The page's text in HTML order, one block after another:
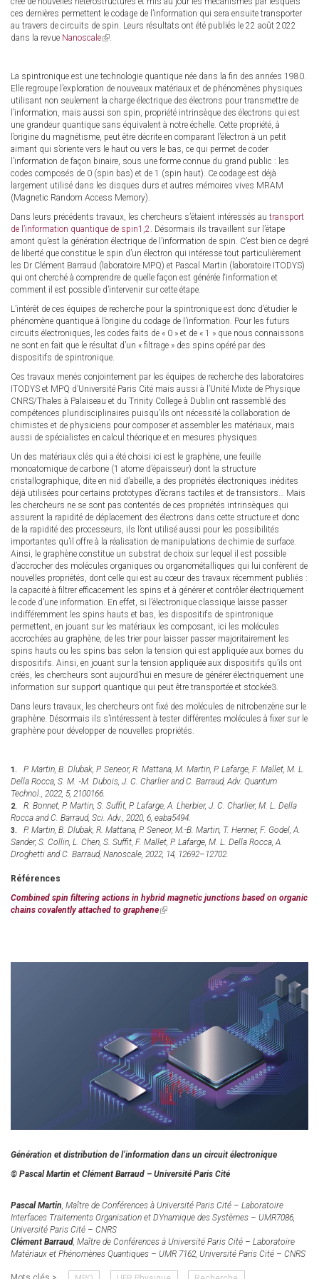
ces dernières permettent le codage de l’information qui sera ensuite transporter
au travers de circuits de spin. Leurs résultats ont été publiés le 22 août 2022
dans la revue Nanoscale(link
.
La spintronique est une technologie quantique née dans la fin des années 1980.
Elle regroupe l’exploration de nouveaux matériaux et de phénomènes physiques
utilisant non seulement la charge électrique des électrons pour transmettre de
l’information, mais aussi son spin, propriété intrinsèque des électrons qui est
une grandeur quantique sans équivalent à notre échelle. Cette propriété, à
l’origine du magnétisme, peut être décrite en comparant l’électron à un petit
aimant qui s’oriente vers le haut ou vers le bas, ce qui permet de coder
l’information de façon binaire, sous une forme connue du grand public : les
codes composés de 0 (spin bas) et de 1 (spin haut). Ce codage est déjà
largement utilisé dans les disques durs et autres mémoires vives MRAM
(Magnetic Random Access Memory).
Dans leurs précédents travaux, les chercheurs s’étaient intéressés au transport
de l’information quantique de spin1,2. Désormais ils travaillent sur l’étape
amont qu’est la génération électrique de l’information de spin. C’est bien ce degré
de liberté que constitue le spin d’un électron qui intéresse tout particulièrement
les Dr Clément Barraud (laboratoire MPQ) et Pascal Martin (laboratoire ITODYS)
qui ont cherché à comprendre de quelle façon est générée l‘information et
comment il est possible d’intervenir sur cette étape.
L’intérêt de ces équipes de recherche pour la spintronique est donc d’étudier le
phénomène quantique à l’origine du codage de l’information. Pour les futurs
circuits électroniques, les codes faits de « 0 » et de « 1 » que nous connaissons
ne sont en fait que le résultat d’un « filtrage » des spins opéré par des
dispositifs de spintronique.
Ces travaux menés conjointement par les équipes de recherche des laboratoires
ITODYS et MPQ d’Université Paris Cité mais aussi à l’Unité Mixte de Physique
CNRS/Thales à Palaiseau et du Trinity College à Dublin ont rassemblé des
compétences pluridisciplinaires puisqu’ils ont nécessité la collaboration de
chimistes et de physiciens pour composer et assembler les matériaux, mais
aussi de spécialistes en calcul théorique et en mesures physiques.
Un des matériaux clés qui a été choisi ici est le graphène, une feuille
monoatomique de carbone (1 atome d’épaisseur) dont la structure
cristallographique, dite en nid d’abeille, a des propriétés électroniques inédites
déjà utilisées pour certains prototypes d’écrans tactiles et de transistors… Mais
les chercheurs ne se sont pas contentés de ces propriétés intrinsèques qui
assurent la rapidité de déplacement des électrons dans cette structure et donc
de la rapidité des processeurs, ils l’ont utilisé aussi pour les possibilités
importantes qu’il offre à la réalisation de manipulations de chimie de surface.
Ainsi, le graphène constitue un substrat de choix sur lequel il est possible
d’accrocher des molécules organiques ou organométalliques qui lui confèrent de
nouvelles propriétés, dont celle qui est au cœur des travaux récemment publiés :
la capacité à filtrer efficacement les spins et à générer et contrôler électriquement
le code d’une information. En effet, si l’électronique classique laisse passer
indifféremment les spins hauts et bas, les dispositifs de spintronique
permettent, en jouant sur les matériaux les composant, ici les molécules
accrochées au graphène, de les trier pour laisser passer majoritairement les
spins hauts ou les spins bas selon la tension qui est appliquée aux bornes du
dispositifs. Ainsi, en jouant sur la tension appliquée aux dispositifs qu’ils ont
créés, les chercheurs sont aujourd’hui en mesure de générer électriquement une
information sur support quantique qui peut être transportée et stockée3.
Dans leurs travaux, les chercheurs ont fixé des molécules de nitrobenzène sur le
graphène. Désormais ils s’intéressent à tester différentes molécules à fixer sur le
graphène pour développer de nouvelles propriétés.
P. Martin, B. Dlubak, P. Seneor, R. Mattana, M. Martin, P. Lafarge, F. Mallet, M. L.
Della Rocca, S. M. ‐M. Dubois, J. C. Charlier and C. Barraud, Adv. Quantum
Technol., 2022, 5, 2100166.
R. Bonnet, P. Martin, S. Suffit, P. Lafarge, A. Lherbier, J. C. Charlier, M. L. Della
Rocca and C. Barraud, Sci. Adv., 2020, 6, eaba5494.
P. Martin, B. Dlubak, R. Mattana, P. Seneor, M.-B. Martin, T. Henner, F. Godel, A.
Sander, S. Collin, L. Chen, S. Suffit, F. Mallet, P. Lafarge, M. L. Della Rocca, A.
Droghetti and C. Barraud, Nanoscale, 2022, 14, 12692–12702.
Références
Combined spin filtering actions in hybrid magnetic junctions based on organic
chains covalently attached to graphene(link
Génération et distribution de l’information dans un circuit électronique
© Pascal Martin et Clément Barraud – Université Paris Cité
Pascal Martin, Maître de Conférences à Université Paris Cité – Laboratoire
Interfaces Traitements Organisation et DYnamique des Systèmes – UMR7086,
Université Paris Cité – CNRS
Clément Barraud, Maître de Conférences à Université Paris Cité – Laboratoire
Matériaux et Phénomènes Quantiques – UMR 7162, Université Paris Cité – CNRS